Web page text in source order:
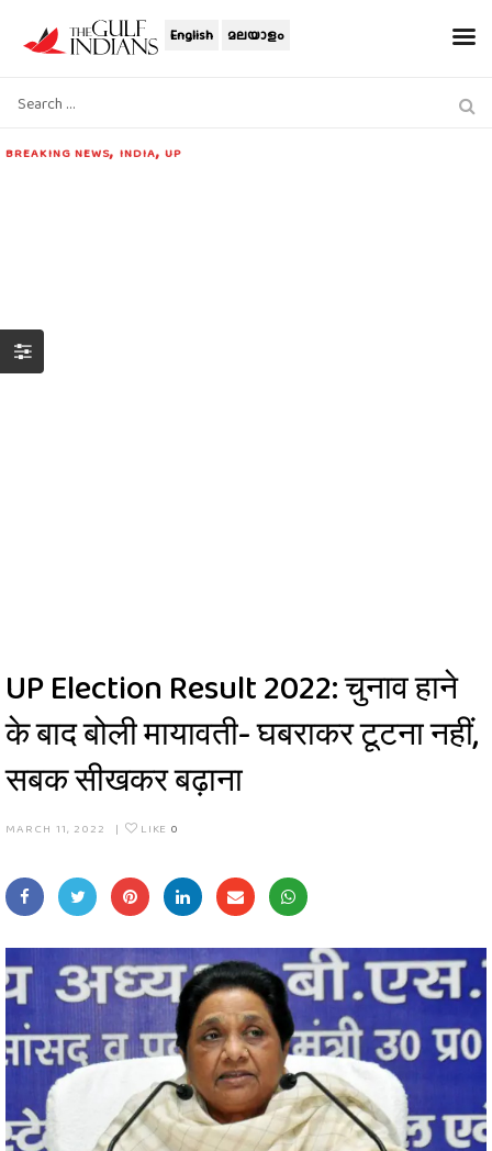
English മലയാളം
BREAKING NEWS, INDIA,UP
UP Election Result 2022: चुनाव हाने
के बाद बोली मायावती- घबराकर टूटना नहीं,
सबक सीखकर बढ़ाना
MARCH 11, 2022 | LIKE 0